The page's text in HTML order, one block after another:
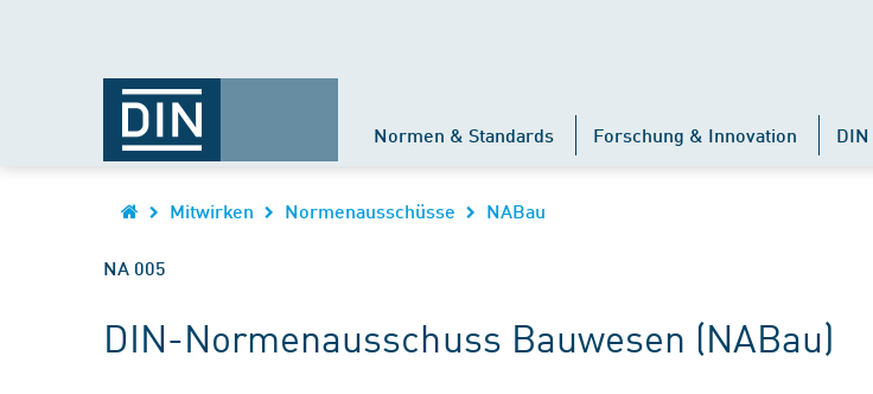
Normen & Standards Forschung & Innovation
Mitwirken Normenausschüsse NABau
NA 005
DIN-Normenausschuss Bauwesen (NABau)